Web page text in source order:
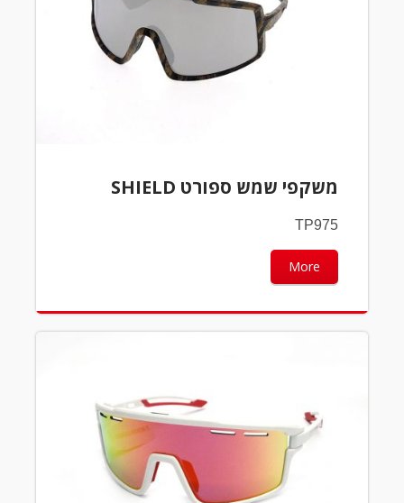
משקפי שמש ספורט SHIELD
TP975
More